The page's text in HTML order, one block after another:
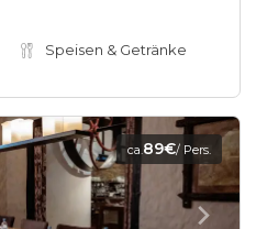
Speisen & Getränke
ca.89€/ Pers.